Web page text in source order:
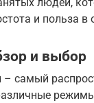
и польза
и выбор
– самый